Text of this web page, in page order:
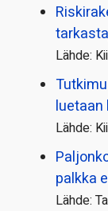
Lähde:
luetaan
Lähde:
palkka
Lähde: